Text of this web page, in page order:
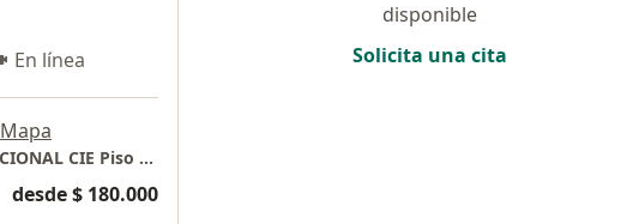
En línea
Mapa
CIED Sucursal HOSPITAL INTERNACIONAL CIE Piso 9 Consultorio 910
desde $ 180.000
disponible
Solicita una cita